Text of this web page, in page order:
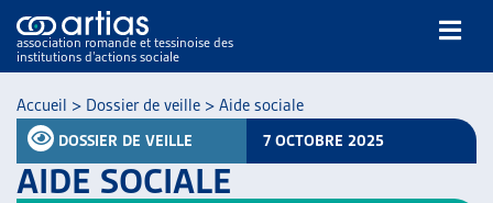
association romande et tessinoise des
institutions d’actions sociale
Accueil > Dossier de veille > Aide sociale
DOSSIER DE VEILLE 7 OCTOBRE 2025
AIDE SOCIALE